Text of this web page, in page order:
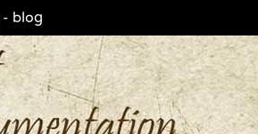
- blog